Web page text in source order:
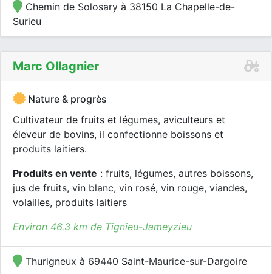
Chemin de Solosary à 38150 La Chapelle-de-
Surieu
Marc Ollagnier
Nature & progrès
Cultivateur de fruits et légumes, aviculteurs et
éleveur de bovins, il confectionne boissons et
produits laitiers.
Produits en vente : fruits, légumes, autres boissons,
jus de fruits, vin blanc, vin rosé, vin rouge, viandes,
volailles, produits laitiers
Environ 46.3 km de Tignieu-Jameyzieu
Thurigneux à 69440 Saint-Maurice-sur-Dargoire